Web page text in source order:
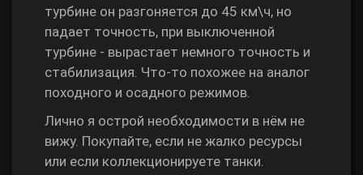
турбине он разгоняется до 45 км\ч, но
падает точность, при выключенной
турбине - вырастает немного точность и
стабилизация. Что-то похожее на аналог
походного и осадного режимов.
Лично я острой необходимости в нём не
вижу. Покупайте, если не жалко ресурсы
или если коллекционируете танки.